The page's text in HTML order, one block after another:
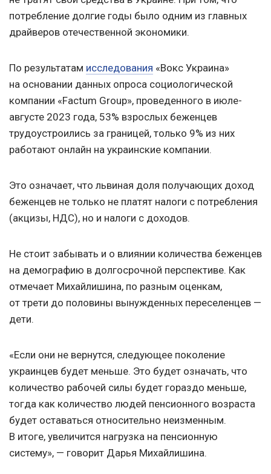
потребление долгие годы было одним из главных
драйверов отечественной экономики.
По результатам исследования «Вокс Украина»
на основании данных опроса социологической
компании «Factum Group», проведенного в июле-
августе 2023 года, 53% взрослых беженцев
трудоустроились за границей, только 9% из них
работают онлайн на украинские компании.
Это означает, что львиная доля получающих доход
беженцев не только не платят налоги с потребления
(акцизы, НДС), но и налоги с доходов.
Не стоит забывать и о влиянии количества беженцев
на демографию в долгосрочной перспективе. Как
отмечает Михайлишина, по разным оценкам,
от трети до половины вынужденных переселенцев —
дети.
«Если они не вернутся, следующее поколение
украинцев будет меньше. Это будет означать, что
количество рабочей силы будет гораздо меньше,
тогда как количество людей пенсионного возраста
будет оставаться относительно неизменным.
В итоге, увеличится нагрузка на пенсионную
систему», — говорит Дарья Михайлишина.